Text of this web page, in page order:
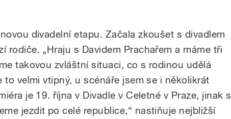
divadelní etapu. Začala zkoušet s divadlem
rodiče. „Hraju s Davidem Prachařem a máme tři
takovou zvláštní situaci, co s rodinou udělá
to velmi vtipný, u scénáře jsem se i několikrát
je 19. října v Divadle v Celetné v Praze, jinak s
jezdit po celé republice,“ nastiňuje nejbližší